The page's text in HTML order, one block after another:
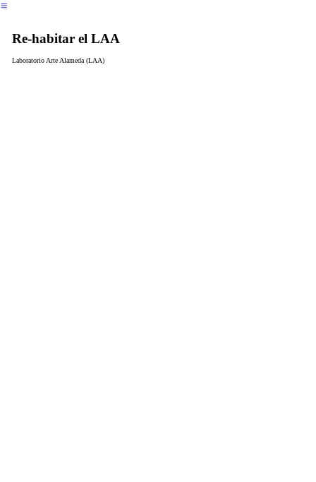
︎
Re-habitar el LAA
Laboratorio Arte Alameda (LAA)